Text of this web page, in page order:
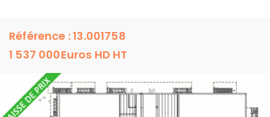
1 537 000Euros HD HT
Référence : 13.001758